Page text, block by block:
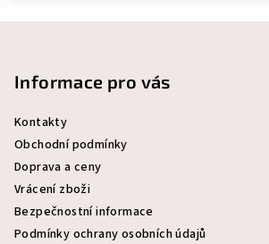
Informace pro vás
Kontakty
Obchodní podmínky
Doprava a ceny
Vrácení zboži
Bezpečnostní informace
Podmínky ochrany osobních údajů